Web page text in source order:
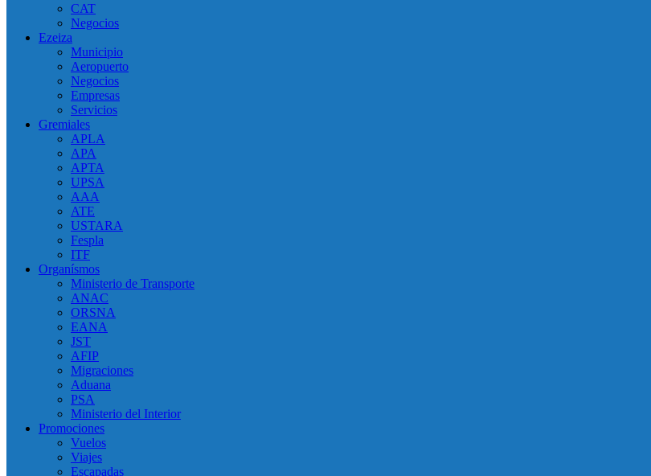
CAT
Negocios
Ezeiza
Municipio
Aeropuerto
Negocios
Empresas
Servicios
Gremiales
APLA
APA
APTA
UPSA
AAA
ATE
USTARA
Fespla
ITF
Organísmos
Ministerio de Transporte
ANAC
ORSNA
EANA
JST
AFIP
Migraciones
Aduana
PSA
Ministerio del Interior
Promociones
Vuelos
Viajes
Escapadas